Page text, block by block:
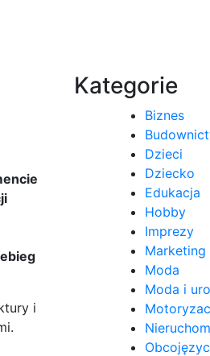
i
Kategorie
Biznes
Dzieci
Dziecko
Edukacja
Hobby
Imprezy
Marketing
Moda
Moda i